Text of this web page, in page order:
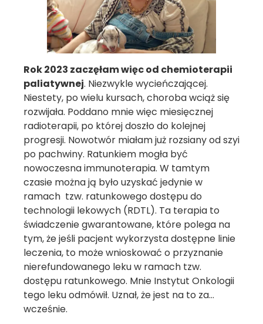
Rok 2023 zaczęłam więc od chemioterapii
paliatywnej. Niezwykle wycieńczającej.
Niestety, po wielu kursach, choroba wciąż się
rozwijała. Poddano mnie więc miesięcznej
radioterapii, po której doszło do kolejnej
progresji. Nowotwór miałam już rozsiany od szyi
po pachwiny. Ratunkiem mogła być
nowoczesna immunoterapia. W tamtym
czasie można ją było uzyskać jedynie w
ramach tzw. ratunkowego dostępu do
technologii lekowych (RDTL). Ta terapia to
świadczenie gwarantowane, które polega na
tym, że jeśli pacjent wykorzysta dostępne linie
leczenia, to może wnioskować o przyznanie
nierefundowanego leku w ramach tzw.
dostępu ratunkowego. Mnie Instytut Onkologii
tego leku odmówił. Uznał, że jest na to za…
wcześnie.